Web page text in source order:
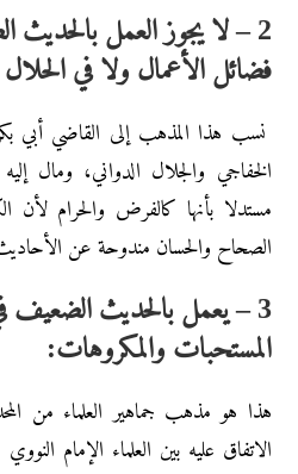
2 – لا يجوز العمل بالحديث
فضائل الأعمال ولا في الحلال
نسب هذا المذهب إلى القاضي أبي
الخفاجي والجلال الدواني، ومال
مستدلا بأنها كالفرض والحرام
الصحاح والحسان مندوحة عن
3 – يعمل بالحديث الضعيف
المستحبات والمكروهات:
هذا هو مذهب جماهير العلماء من
الاتفاق عليه بين العلماء الإمام